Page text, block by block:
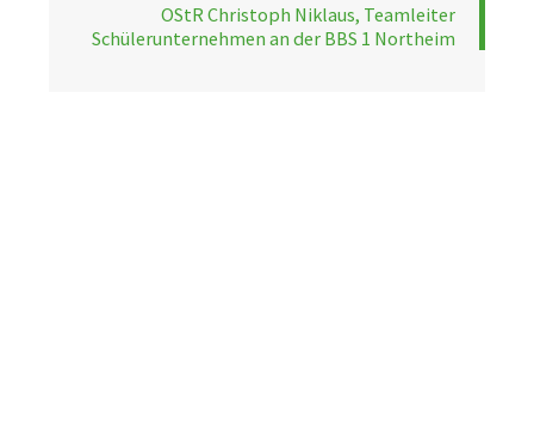
OStR Christoph Niklaus, Teamleiter
Schülerunternehmen an der BBS 1 Northeim